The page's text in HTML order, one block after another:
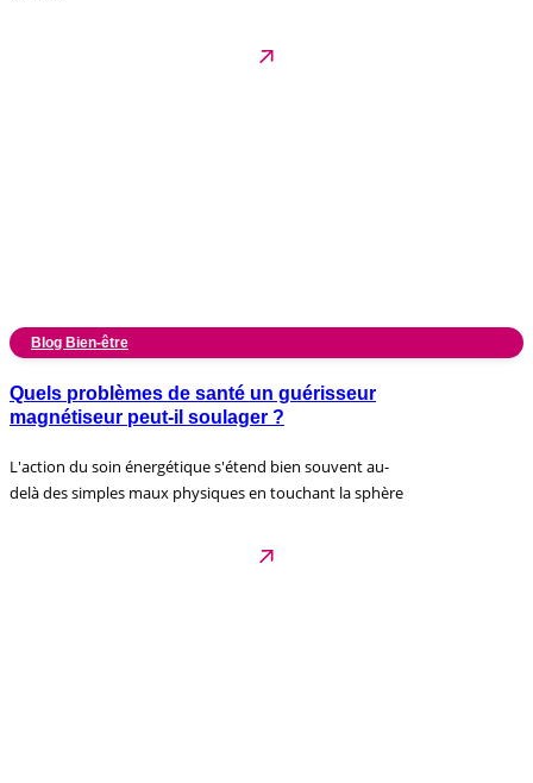
Blog Bien-être
Quels problèmes de santé un guérisseur
magnétiseur peut-il soulager ?
L'action du soin énergétique s'étend bien souvent au-
delà des simples maux physiques en touchant la sphère